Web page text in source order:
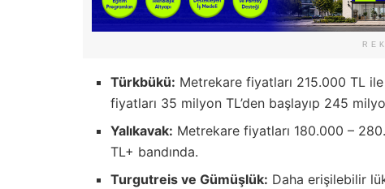
Türkbükü: Metrekare fiyatları 215.000 TL
fiyatları 35 milyon TL’den başlayıp 245
Yalıkavak: Metrekare fiyatları 180.000 –
TL+ bandında.
Turgutreis ve Gümüşlük: Daha erişilebilir